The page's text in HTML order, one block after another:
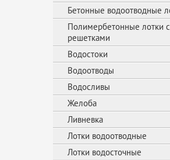
Бетонные водоотводные
Полимербетонные лотки с
решетками
Водостоки
Водоотводы
Водосливы
Желоба
Ливневка
Лотки водоотводные
Лотки водосточные